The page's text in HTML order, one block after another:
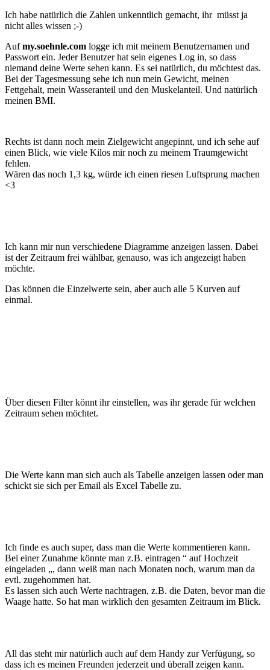
Ich habe natürlich die Zahlen unkenntlich gemacht, ihr müsst ja
nicht alles wissen ;-)
Aufmy.soehnle.com logge ich mit meinem Benutzernamen und
Passwort ein. Jeder Benutzer hat sein eigenes Log in, so dass
niemand deine Werte sehen kann. Es sei natürlich, du möchtest das.
Bei der Tagesmessung sehe ich nun mein Gewicht, meinen
Fettgehalt, mein Wasseranteil und den Muskelanteil. Und natürlich
meinen BMI.
Rechts ist dann noch mein Zielgewicht angepinnt, und ich sehe auf
einen Blick, wie viele Kilos mir noch zu meinem Traumgewicht
fehlen.
Wären das noch 1,3 kg, würde ich einen riesen Luftsprung machen
<3
Ich kann mir nun verschiedene Diagramme anzeigen lassen. Dabei
ist der Zeitraum frei wählbar, genauso, was ich angezeigt haben
möchte.
Das können die Einzelwerte sein, aber auch alle 5 Kurven auf
einmal.
Über diesen Filter könnt ihr einstellen, was ihr gerade für welchen
Zeitraum sehen möchtet.
Die Werte kann man sich auch als Tabelle anzeigen lassen oder man
schickt sie sich per Email als Excel Tabelle zu.
Ich finde es auch super, dass man die Werte kommentieren kann.
Bei einer Zunahme könnte man z.B. eintragen “ auf Hochzeit
eingeladen „, dann weiß man nach Monaten noch, warum man da
evtl. zugehommen hat.
Es lassen sich auch Werte nachtragen, z.B. die Daten, bevor man die
Waage hatte. So hat man wirklich den gesamten Zeitraum im Blick.
All das steht mir natürlich auch auf dem Handy zur Verfügung, so
dass ich es meinen Freunden jederzeit und überall zeigen kann.